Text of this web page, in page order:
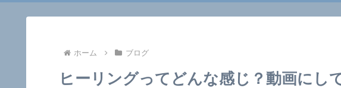
ホーム ブログ
ヒーリングってどんな感じ？動画にし